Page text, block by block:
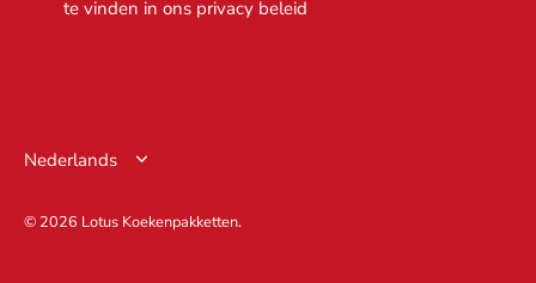
te vinden in ons privacy beleid
Taal
Nederlands
© 2026 Lotus Koekenpakketten.